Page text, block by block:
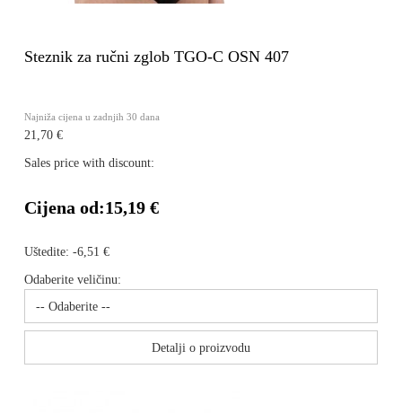
Steznik za ručni zglob TGO-C OSN 407
Najniža cijena u zadnjih 30 dana
21,70 €
Sales price with discount:
Cijena od:15,19 €
Uštedite: -6,51 €
Odaberite veličinu:
Detalji o proizvodu